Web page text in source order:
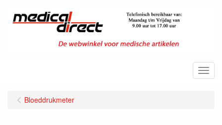
Menu
Bloeddrukmeter